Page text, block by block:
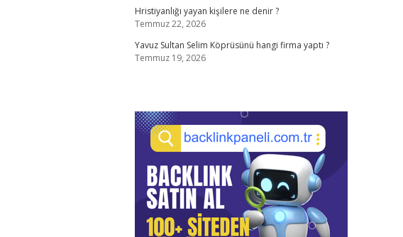
Hristiyanlığı yayan kişilere ne denir ?
Temmuz 22, 2026
Yavuz Sultan Selim Köprüsünü hangi firma yaptı ?
Temmuz 19, 2026